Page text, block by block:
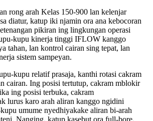
rong arah Kelas 150-900 lan kelenjar
diatur, katup iki njamin ora ana kebocoran
pikiran ing lingkungan operasi
kupu kinerja tinggi IFLOW kanggo
tahan, lan kontrol cairan sing tepat, lan
sistem sampeyan.
kupu relatif prasaja, kanthi rotasi cakram
cairan. Ing posisi tertutup, cakram mblokir
ing posisi terbuka, cakram
lurus karo arah aliran kanggo ngidini
umume nyedhiyakake aliran bi-arah
Nanging, katup kasebut ora full-bore,